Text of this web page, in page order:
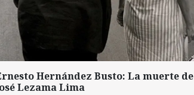
Hernández Busto: La muerte de
Lezama Lima